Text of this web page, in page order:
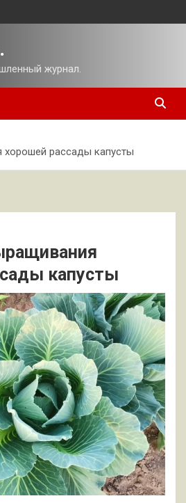
журнал.
хорошей рассады капусты
капусты